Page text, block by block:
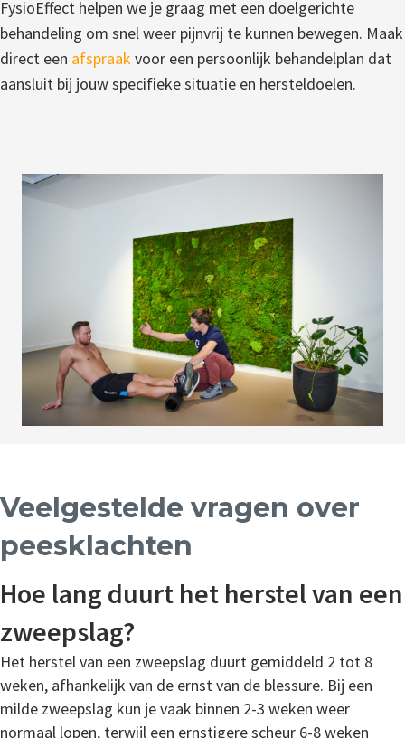
FysioEffect helpen we je graag met een doelgerichte
behandeling om snel weer pijnvrij te kunnen bewegen. Maak
direct een afspraak voor een persoonlijk behandelplan dat
aansluit bij jouw specifieke situatie en hersteldoelen.
Veelgestelde vragen over
peesklachten
Hoe lang duurt het herstel van een
zweepslag?
Het herstel van een zweepslag duurt gemiddeld 2 tot 8
weken, afhankelijk van de ernst van de blessure. Bij een
milde zweepslag kun je vaak binnen 2-3 weken weer
normaal lopen, terwijl een ernstigere scheur 6-8 weken